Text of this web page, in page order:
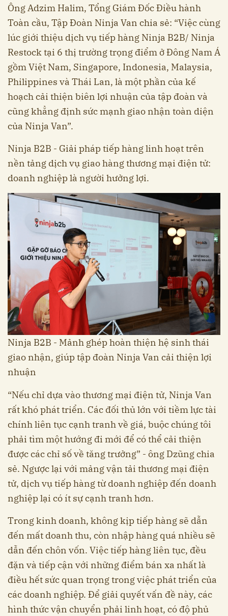
Ông Adzim Halim, Tổng Giám Đốc Điều hành
Toàn cầu, Tập Đoàn Ninja Van chia sẻ: “Việc cùng
lúc giới thiệu dịch vụ tiếp hàng Ninja B2B/ Ninja
Restock tại 6 thị trường trọng điểm ở Đông Nam Á
gồm Việt Nam, Singapore, Indonesia, Malaysia,
Philippines và Thái Lan, là một phần của kế
hoạch cải thiện biên lợi nhuận của tập đoàn và
cũng khẳng định sức mạnh giao nhận toàn diện
của Ninja Van”.
Ninja B2B - Giải pháp tiếp hàng linh hoạt trên
nền tảng dịch vụ giao hàng thương mại điện tử:
doanh nghiệp là người hưởng lợi.
Ninja B2B - Mảnh ghép hoàn thiện hệ sinh thái
giao nhận, giúp tập đoàn Ninja Van cải thiện lợi
nhuận
“Nếu chỉ dựa vào thương mại điện tử, Ninja Van
rất khó phát triển. Các đối thủ lớn với tiềm lực tài
chính liên tục cạnh tranh về giá, buộc chúng tôi
phải tìm một hướng đi mới để có thể cải thiện
được các chỉ số về tăng trưởng” - ông Dzũng chia
sẻ. Ngược lại với mảng vận tải thương mại điện
tử, dịch vụ tiếp hàng từ doanh nghiệp đến doanh
nghiệp lại có ít sự cạnh tranh hơn.
Trong kinh doanh, không kịp tiếp hàng sẽ dẫn
đến mất doanh thu, còn nhập hàng quá nhiều sẽ
dẫn đến chôn vốn. Việc tiếp hàng liên tục, đều
đặn và tiếp cận với những điểm bán xa nhất là
điều hết sức quan trọng trong việc phát triển của
các doanh nghiệp. Để giải quyết vấn đề này, các
hình thức vận chuyển phải linh hoạt, có độ phủ